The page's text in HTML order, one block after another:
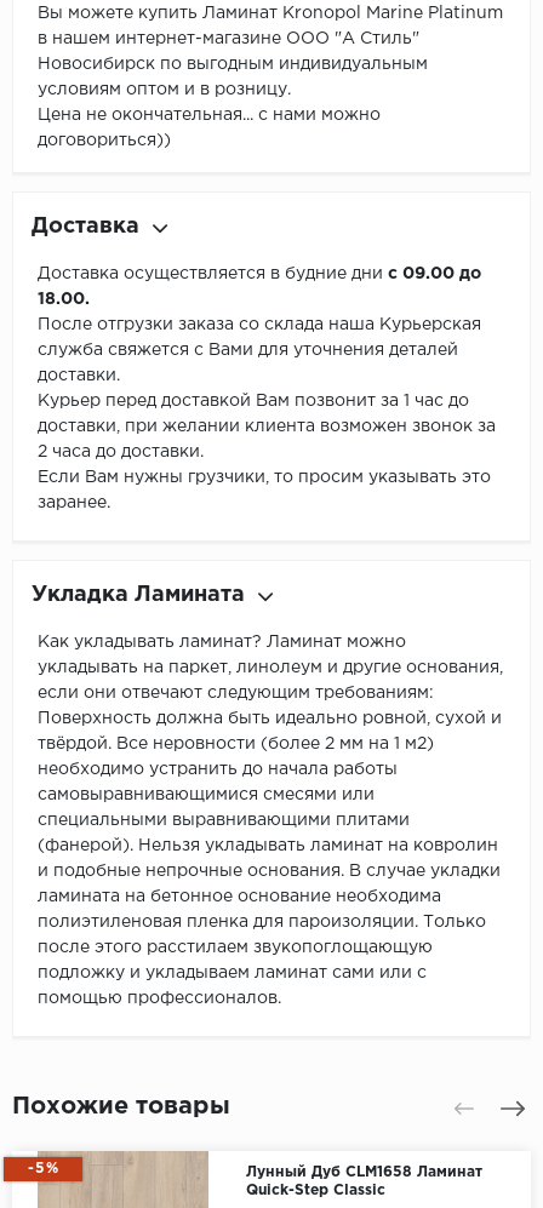
Вы можете купить Ламинат Kronopol Marine Platinum
в нашем интернет-магазине ООО "А Стиль"
Новосибирск по выгодным индивидуальным
условиям оптом и в розницу.
Цена не окончательная... с нами можно
договориться))
Доставка
Доставка осуществляется в будние дни с 09.00 до
18.00.
После отгрузки заказа со склада наша Курьерская
служба свяжется с Вами для уточнения деталей
доставки.
Курьер перед доставкой Вам позвонит за 1 час до
доставки, при желании клиента возможен звонок за
2 часа до доставки.
Если Вам нужны грузчики, то просим указывать это
заранее.
Укладка Ламината
Как укладывать ламинат? Ламинат можно
укладывать на паркет, линолеум и другие основания,
если они отвечают следующим требованиям:
Поверхность должна быть идеально ровной, сухой и
твёрдой. Все неровности (более 2 мм на 1 м2)
необходимо устранить до начала работы
самовыравнивающимися смесями или
специальными выравнивающими плитами
(фанерой). Нельзя укладывать ламинат на ковролин
и подобные непрочные основания. В случае укладки
ламината на бетонное основание необходима
полиэтиленовая пленка для пароизоляции. Только
после этого расстилаем звукопоглощающую
подложку и укладываем ламинат сами или с
помощью профессионалов.
Похожие товары
-5%
Лунный Дуб CLM1658 Ламинат
Quick-Step Classic